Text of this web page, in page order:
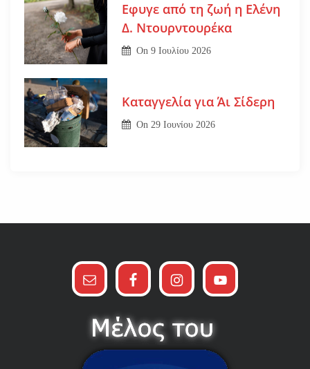
Εφυγε από τη ζωή η Ελένη
Δ. Ντουρντουρέκα
On9 Ιουλίου 2026
Καταγγελία για Άι Σίδερη
On 29 Ιουνίου 2026